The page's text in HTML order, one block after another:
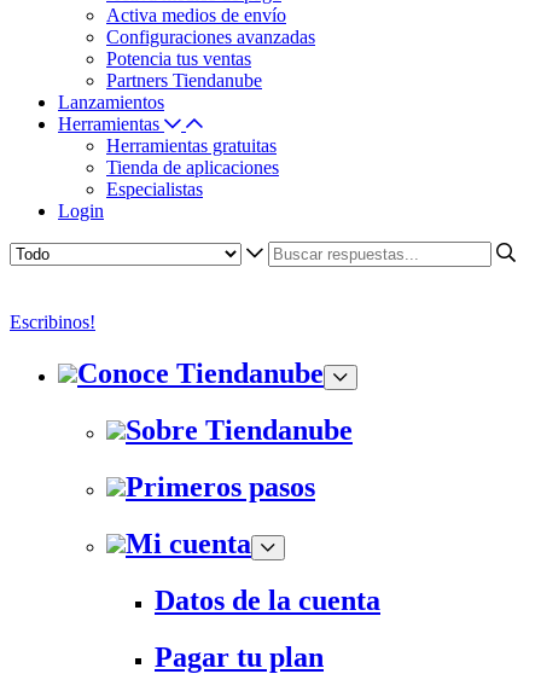
Activa medios de envío
Configuraciones avanzadas
Potencia tus ventas
Partners Tiendanube
Lanzamientos
Herramientas
Herramientas gratuitas
Tienda de aplicaciones
Especialistas
Login
Escribinos!
Conoce Tiendanube
Sobre Tiendanube
Primeros pasos
Mi cuenta
Datos de la cuenta
Pagar tu plan